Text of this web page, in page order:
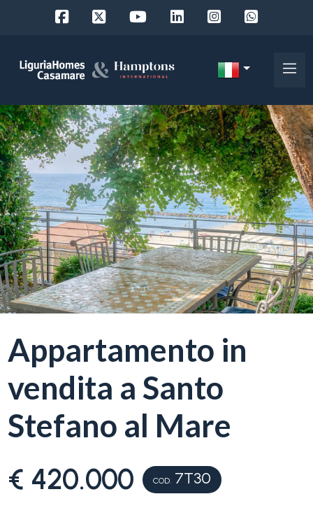
Appartamento in
vendita a Santo
Stefano al Mare
€ 420.000 COD. 7T30
EN
FR
DE
RU
Chi
siamo
I
nostri
La
Liguria
Ricerca
case
Blog
Scegli
dove
cercare
Provincia
Comune
Tipologia
-